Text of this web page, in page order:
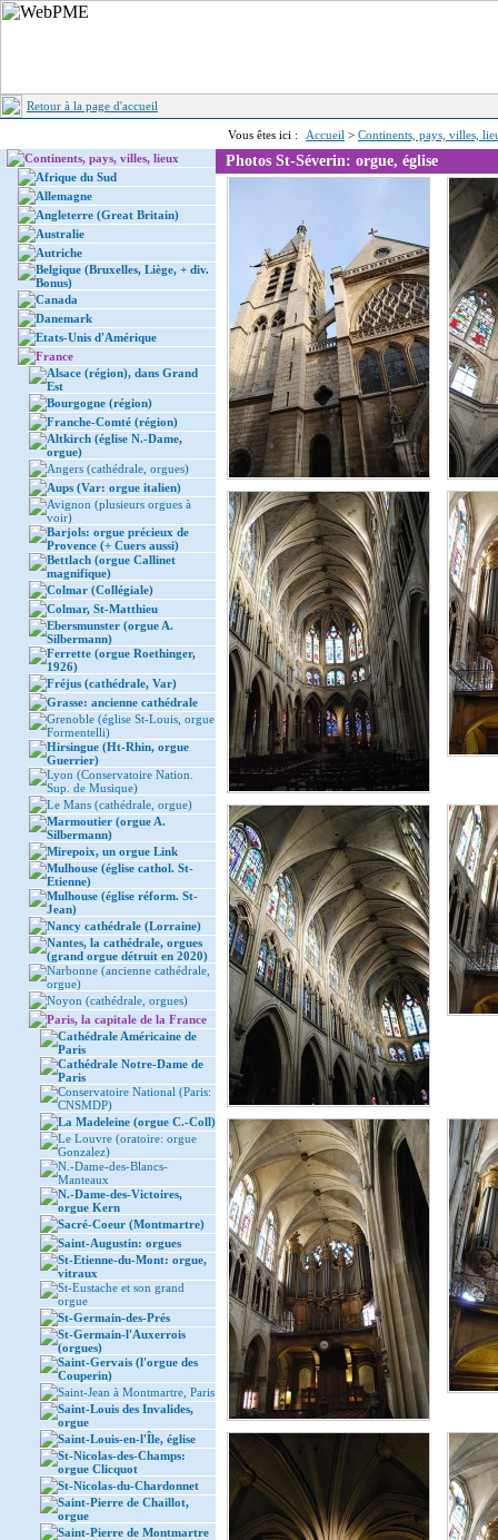
Retour à la page d'accueil
Vous êtes ici : Accueil > Continents, pays, villes,
Continents, pays, villes, lieux
Afrique du Sud
Allemagne
Angleterre (Great Britain)
Australie
Autriche
Belgique (Bruxelles, Liège, + div.
Bonus)
Canada
Danemark
Etats-Unis d'Amérique
France
Alsace (région), dans Grand
Est
Bourgogne (région)
Franche-Comté (région)
Altkirch (église N.-Dame,
orgue)
Angers (cathédrale, orgues)
Aups (Var: orgue italien)
Avignon (plusieurs orgues à
voir)
Barjols: orgue précieux de
Provence (+ Cuers aussi)
Bettlach (orgue Callinet
magnifique)
Colmar (Collégiale)
Colmar, St-Matthieu
Ebersmunster (orgue A.
Silbermann)
Ferrette (orgue Roethinger,
1926)
Fréjus (cathédrale, Var)
Grasse: ancienne cathédrale
Grenoble (église St-Louis, orgue
Formentelli)
Hirsingue (Ht-Rhin, orgue
Guerrier)
Lyon (Conservatoire Nation.
Sup. de Musique)
Le Mans (cathédrale, orgue)
Marmoutier (orgue A.
Silbermann)
Mirepoix, un orgue Link
Mulhouse (église cathol. St-
Etienne)
Mulhouse (église réform. St-
Jean)
Nancy cathédrale (Lorraine)
Nantes, la cathédrale, orgues
(grand orgue détruit en 2020)
Narbonne (ancienne cathédrale,
orgue)
Noyon (cathédrale, orgues)
Paris, la capitale de la France
Cathédrale Américaine de
Paris
Cathédrale Notre-Dame de
Paris
Conservatoire National (Paris:
CNSMDP)
La Madeleine (orgue C.-Coll)
Le Louvre (oratoire: orgue
Gonzalez)
N.-Dame-des-Blancs-
Manteaux
N.-Dame-des-Victoires,
orgue Kern
Sacré-Coeur (Montmartre)
Saint-Augustin: orgues
St-Etienne-du-Mont: orgue,
vitraux
St-Eustache et son grand
orgue
St-Germain-des-Prés
St-Germain-l'Auxerrois
(orgues)
Saint-Gervais (l'orgue des
Couperin)
Saint-Jean à Montmartre, Paris
Saint-Louis des Invalides,
orgue
Saint-Louis-en-l'Île, église
St-Nicolas-des-Champs:
orgue Clicquot
St-Nicolas-du-Chardonnet
Saint-Pierre de Chaillot,
orgue
Saint-Pierre de Montmartre
Photos St-Séverin: orgue, église